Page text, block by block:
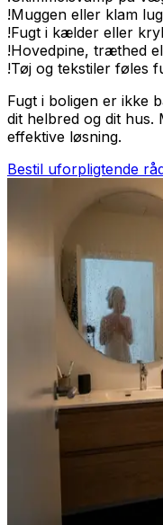
!Muggen eller klam
!Fugt i kælder eller
!Hovedpine, træthed
!Tøj og tekstiler føles
Fugt i boligen er ikke
dit helbred og dit hus.
effektive løsning.
Bestil uforpligtende